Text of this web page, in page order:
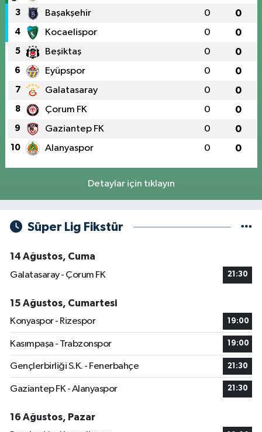
3 Başakşehir 0 0
4 Kocaelispor 0 0
5 Beşiktaş 0 0
6 Eyüpspor 0 0
7 Galatasaray 0 0
8 Çorum FK 0 0
9 Gaziantep FK 0 0
10 Alanyaspor 0 0
Detaylar için tıklayın
Süper Lig Fikstür
14 Ağustos, Cuma
Galatasaray - Çorum FK
21:30
15 Ağustos, Cumartesi
Konyaspor - Rizespor
19:00
Kasımpaşa - Trabzonspor 19:00
Gençlerbirliği S.K. - Fenerbahçe 21:30
Gaziantep FK - Alanyaspor 21:30
16 Ağustos, Pazar